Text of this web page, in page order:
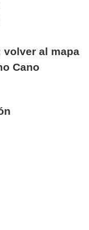
volver al mapa
Cano